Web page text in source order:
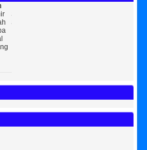
- Jakarta Pusat
Kisah Sukses
Pak Saya Bayu
Reseller Patung
Souvenir Wisuda Di
Sebetulnya S...